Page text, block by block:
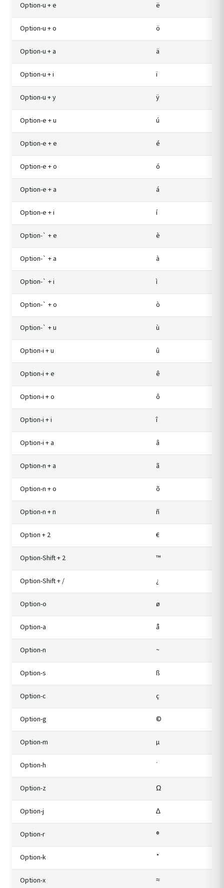
Option-u + e ë
Option-u + o ö
Option-u + a ä
Option-u + i ï
Option-u + y ÿ
Option-e + u ú
Option-e + e é
Option-e + o ó
Option-e + a á
Option-e + i í
Option-` + e è
Option-` + a à
Option-` + i ì
Option-` + o ò
Option-` + u ù
Option-i + u û
Option-i + e ê
Option-i + o ô
Option-i + i î
Option-i + a â
Option-n + a ã
Option-n + o õ
Option-n + n ñ
Option + 2 €
Option-Shift + 2 ™
Option-Shift + / ¿
Option-o ø
Option-a å
Option-n ~
Option-s ß
Option-c ç
Option-g ©
Option-m µ
Option-h ˙
Option-z Ω
Option-j ∆
Option-r ®
Option-k ˚
Option-x ≈